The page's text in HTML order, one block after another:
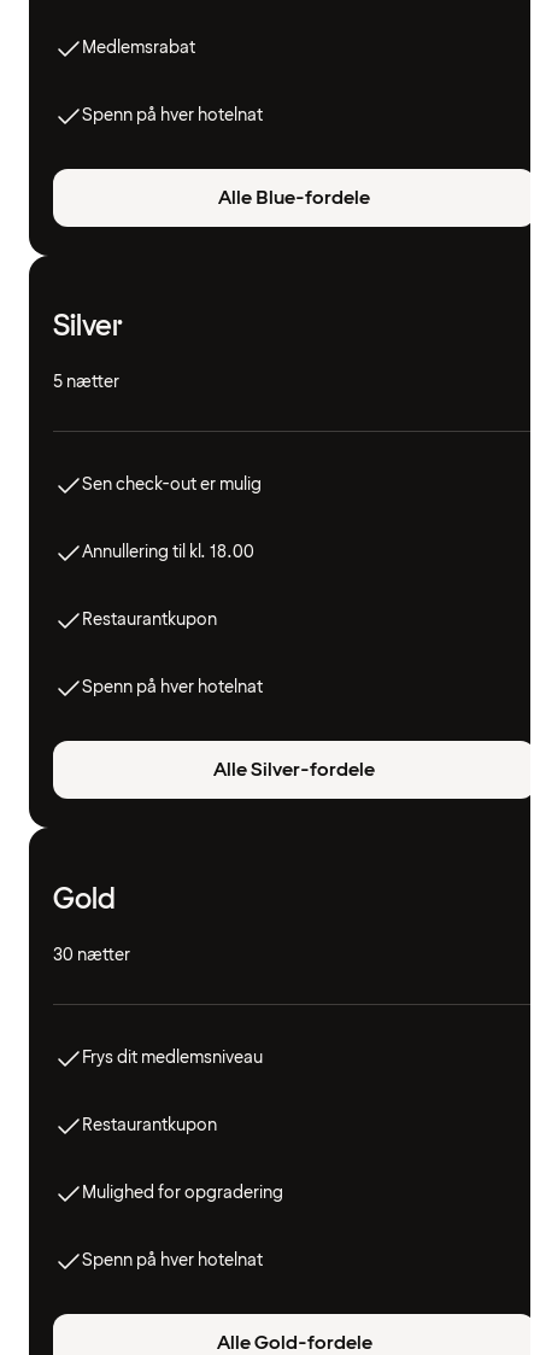
Medlemsrabat
Spenn på hver hotelnat
Alle Blue-fordele
Silver
5 nætter
Sen check-out er mulig
Annullering til kl. 18.00
Restaurantkupon
Spenn på hver hotelnat
Alle Silver-fordele
Gold
30 nætter
Frys dit medlemsniveau
Restaurantkupon
Mulighed for opgradering
Spenn på hver hotelnat
Alle Gold-fordele